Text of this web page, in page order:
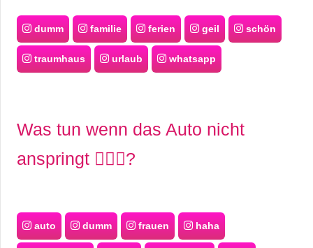
dumm familie ferien geil schön
traumhaus urlaub whatsapp
Was tun wenn das Auto nicht
anspringt 🤷🏼‍♀️?
auto dumm frauen haha